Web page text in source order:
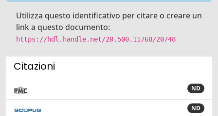
Utilizza questo identificativo per citare o creare un
link a questo documento:
https://hdl.handle.net/20.500.11768/20748
Citazioni
ND
ND